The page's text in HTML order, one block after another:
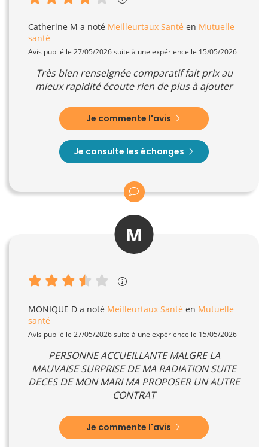
Catherine M a noté Meilleurtaux Santé en Mutuelle
santé
Avis publié le 27/05/2026 suite à une expérience le 15/05/2026
Très bien renseignée comparatif fait prix au
mieux rapidité écoute rien de plus à ajouter
Je commente l'avis
Je consulte les échanges
M
MONIQUE D a noté Meilleurtaux Santé en Mutuelle
santé
Avis publié le 27/05/2026 suite à une expérience le 15/05/2026
PERSONNE ACCUEILLANTE MALGRE LA
MAUVAISE SURPRISE DE MA RADIATION SUITE
DECES DE MON MARI MA PROPOSER UN AUTRE
CONTRAT
Je commente l'avis